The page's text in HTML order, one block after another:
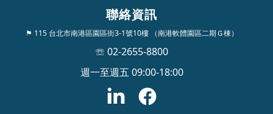
聯絡資訊
⚑ 115 台北市南港區園區街3-1號10樓 （南港軟體園區二期Ｇ棟）
☏ 02-2655-8800
週一至週五 09:00-18:00